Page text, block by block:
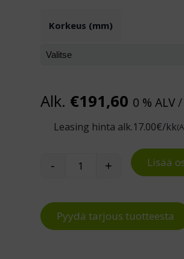
Korkeus (mm)
Alk. €191,60 0 % ALV/
Leasing hinta alk.17.00€/kk
Säätöputkipari
- + Lisää
Pyydä tarjous tuotteesta